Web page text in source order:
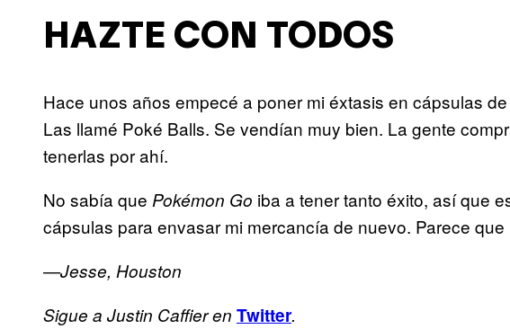
HAZTE CON TODOS
Hace unos años empecé a poner mi éxtasis en cápsulas
Las llamé Poké Balls. Se vendían muy bien. La gente
tenerlas por ahí.
No sabía que Pokémon Go iba a tener tanto éxito, así que
cápsulas para envasar mi mercancía de nuevo. Parece
—Jesse, Houston
Sigue a Justin Caffier en Twitter.